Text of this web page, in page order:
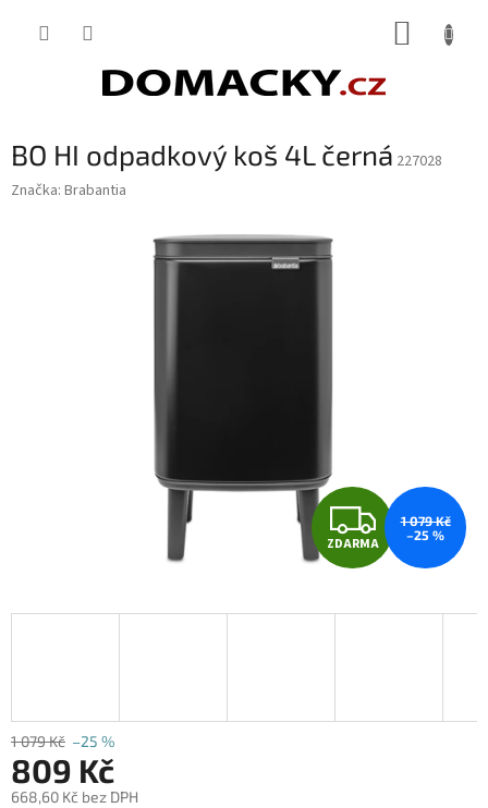
BO HI odpadkový koš 4L černá 227028
Značka: Brabantia
Z
D
A
ZDARMA
1 079 Kč
–25 %
1 079 Kč –25 %
809 Kč
668,60 Kč bez DPH